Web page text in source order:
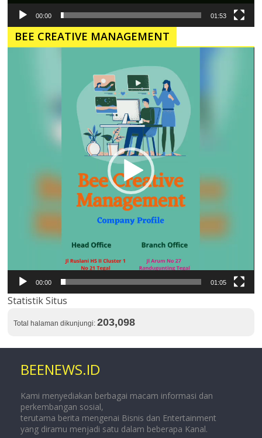
00:00 01:53
BEE CREATIVE MANAGEMENT
00:00 01:05
Statistik Situs
Total halaman dikunjungi:203,098
BEENEWS.ID
Kami menyediakan berbagai macam informasi dan
perkembangan sosial,
terutama berita mengenai Bisnis dan Entertainment
yang diramu menjadi satu dalam beberapa Kanal.